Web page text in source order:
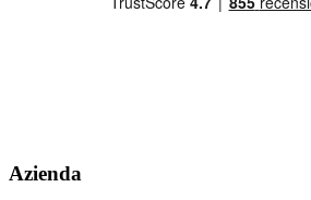
Azienda